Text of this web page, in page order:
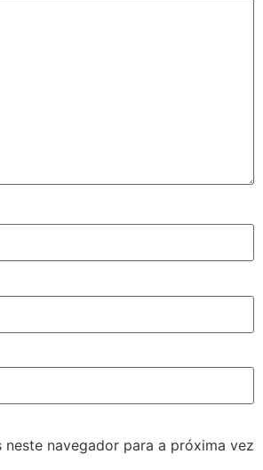
neste navegador para a próxima vez